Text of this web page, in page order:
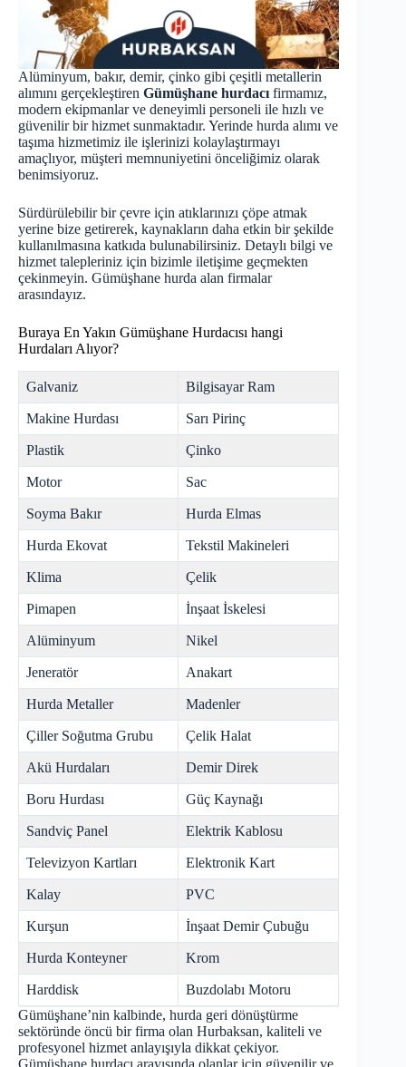
Alüminyum, bakır, demir, çinko gibi çeşitli metallerin
alımını gerçekleştiren Gümüşhane hurdacı firmamız,
modern ekipmanlar ve deneyimli personeli ile hızlı ve
güvenilir bir hizmet sunmaktadır. Yerinde hurda alımı ve
taşıma hizmetimiz ile işlerinizi kolaylaştırmayı
amaçlıyor, müşteri memnuniyetini önceliğimiz olarak
benimsiyoruz.
Sürdürülebilir bir çevre için atıklarınızı çöpe atmak
yerine bize getirerek, kaynakların daha etkin bir şekilde
kullanılmasına katkıda bulunabilirsiniz. Detaylı bilgi ve
hizmet talepleriniz için bizimle iletişime geçmekten
çekinmeyin. Gümüşhane hurda alan firmalar
arasındayız.
Buraya En Yakın Gümüşhane Hurdacısı hangi
Hurdaları Alıyor?
Galvaniz Bilgisayar Ram
Makine Hurdası Sarı Pirinç
Plastik Çinko
Motor Sac
Soyma Bakır Hurda Elmas
Hurda Ekovat Tekstil Makineleri
Klima Çelik
Pimapen İnşaat İskelesi
Alüminyum Nikel
Jeneratör Anakart
Hurda Metaller Madenler
Çiller Soğutma Grubu Çelik Halat
Akü Hurdaları Demir Direk
Boru Hurdası Güç Kaynağı
Sandviç Panel Elektrik Kablosu
Televizyon Kartları Elektronik Kart
Kalay PVC
Kurşun İnşaat Demir Çubuğu
Hurda Konteyner Krom
Harddisk
Buzdolabı Motoru
Gümüşhane’nin kalbinde, hurda geri dönüştürme
sektöründe öncü bir firma olan Hurbaksan, kaliteli ve
profesyonel hizmet anlayışıyla dikkat çekiyor.
Gümüşhane hurdacı arayışında olanlar için güvenilir ve